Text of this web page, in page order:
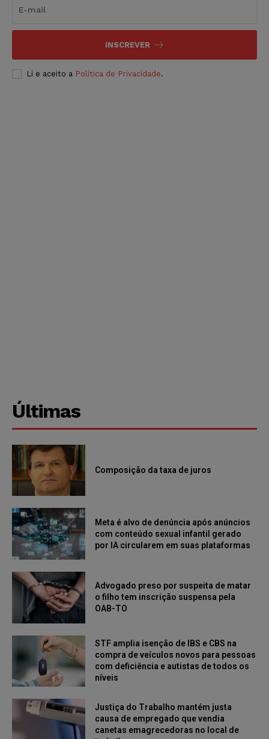
INSCREVER
Li e aceito a Política de Privacidade.
Últimas
Composição da taxa de juros
Meta é alvo de denúncia após anúncios
com conteúdo sexual infantil gerado
por IA circularem em suas plataformas
Advogado preso por suspeita de matar
o filho tem inscrição suspensa pela
OAB-TO
STF amplia isenção de IBS e CBS na
compra de veículos novos para pessoas
com deficiência e autistas de todos os
níveis
Justiça do Trabalho mantém justa
causa de empregado que vendia
canetas emagrecedoras no local de